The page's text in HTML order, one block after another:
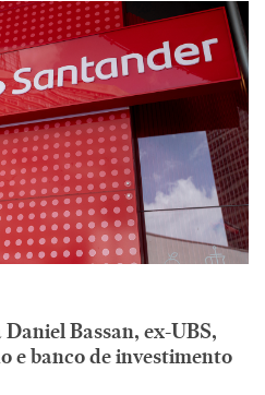
Bassan, ex-UBS,
e banco de investimento